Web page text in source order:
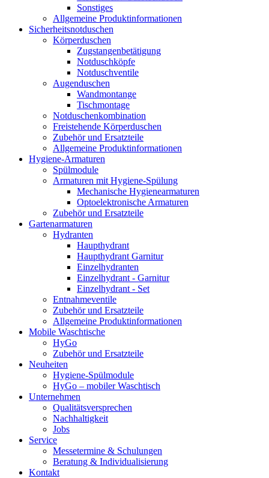
Sonstiges
Allgemeine Produktinformationen
Sicherheitsnotduschen
Körperduschen
Zugstangenbetätigung
Notduschköpfe
Notduschventile
Augenduschen
Wandmontange
Tischmontage
Notduschenkombination
Freistehende Körperduschen
Zubehör und Ersatzteile
Allgemeine Produktinformationen
Hygiene-Armaturen
Spülmodule
Armaturen mit Hygiene-Spülung
Mechanische Hygienearmaturen
Optoelektronische Armaturen
Zubehör und Ersatzteile
Gartenarmaturen
Hydranten
Haupthydrant
Haupthydrant Garnitur
Einzelhydranten
Einzelhydrant - Garnitur
Einzelhydrant - Set
Entnahmeventile
Zubehör und Ersatzteile
Allgemeine Produktinformationen
Mobile Waschtische
HyGo
Zubehör und Ersatzteile
Neuheiten
Hygiene-Spülmodule
HyGo – mobiler Waschtisch
Unternehmen
Qualitätsversprechen
Nachhaltigkeit
Jobs
Service
Messetermine & Schulungen
Beratung & Individualisierung
Kontakt